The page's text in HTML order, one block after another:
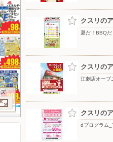
クスリの
夏だ！BBQだ
クスリの
江刺店オープ
クスリの
dプログラム_